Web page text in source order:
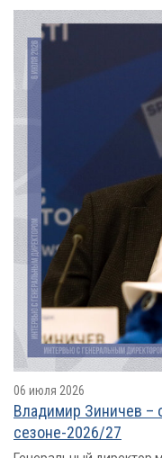
06 июля 2026
Владимир Зиничев –
сезоне-2026/27